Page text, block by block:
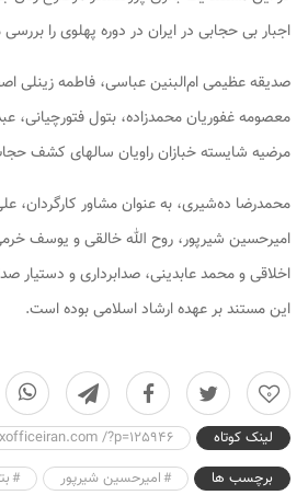
اجبار بی حجابی در ایران در دوره پهلوی را
صدیقه عظیمی ام‌البنین عباسی، فاطمه زینلی
معصومه غفوریان محمدزاده، بتول فتورچیانی،
مرضیه شایسته خبازان راویان سالهای کشف
محمدرضا ده‌شیری‏، به عنوان مشاور کارگردان،
امیرحسین شیرپور، روح الله خالقی و یوسف
اخلاقی و محمد عابدینی، صدابرداری و دستیار
این مستند بر عهده ارشاد اسلامی بوده است.
0
لینک کوتاه
/?p=125946
برچسب ها
امیرحسین شیرپور